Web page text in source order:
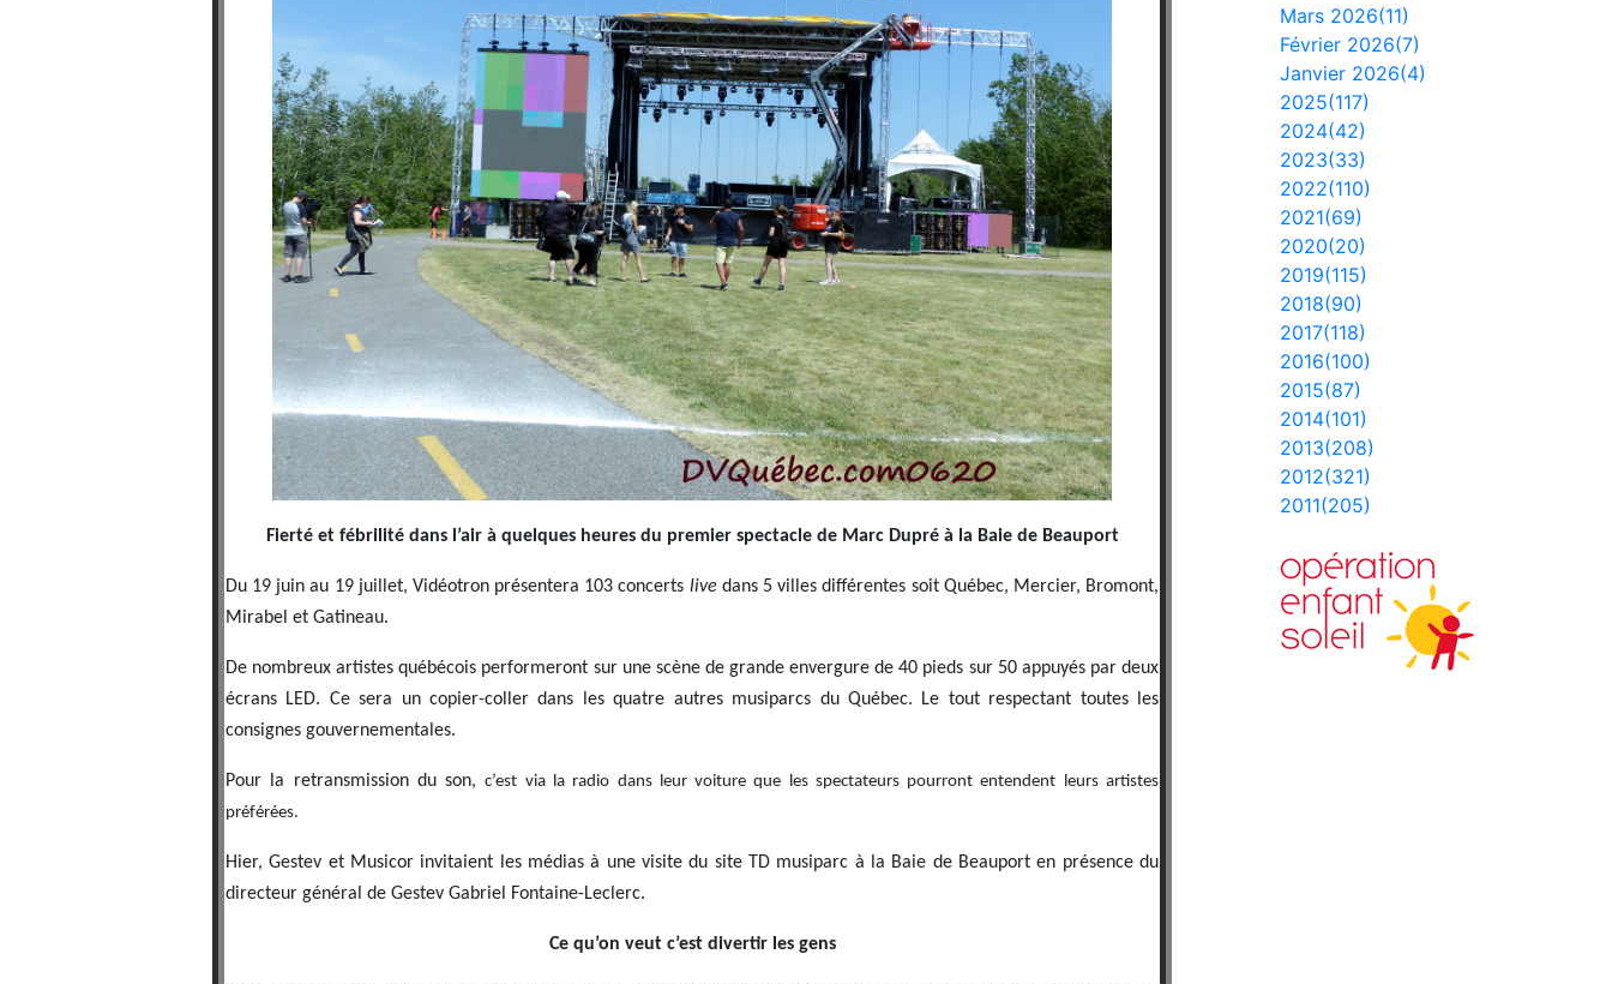
Fierté et fébrilité dans l’air à quelques heures du premier spectacle de Marc Dupré à la Baie de Beauport
Du 19 juin au 19 juillet, Vidéotron présentera 103 concerts livedans 5 villes différentes soit Québec, Mercier, Bromont,
Mirabel et Gatineau.
De nombreux artistes québécois performeront sur une scène de grande envergure de 40 pieds sur 50 appuyés par deux
écrans LED. Ce sera un copier-coller dans les quatre autres musiparcs du Québec. Le tout respectant toutes les
consignes gouvernementales.
Pour la retransmission du son,c’est via la radio dans leur voiture que les spectateurs pourront entendent leurs artistes
préférées.
Hier, Gestev et Musicor invitaient les médias à une visite du site TD musiparc à la Baie de Beauport en présence du
directeur général de Gestev Gabriel Fontaine-Leclerc.
Ce qu’on veut c’est divertir les gens
Mars 2026(11)
Février 2026(7)
Janvier 2026(4)
2025(117)
2024(42)
2023(33)
2022(110)
2021(69)
2020(20)
2019(115)
2018(90)
2017(118)
2016(100)
2015(87)
2014(101)
2013(208)
2012(321)
2011(205)